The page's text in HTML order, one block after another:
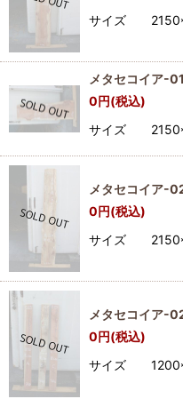
サイズ
メタセコイア-
0円(税込)
サイズ
メタセコイア-
0円(税込)
サイズ
メタセコイア-
0円(税込)
サイズ